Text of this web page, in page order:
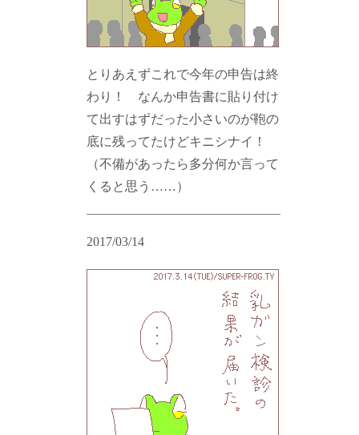
とりあえずこれで今年の申告は終
わり！ なんか申告書に貼り付け
て出すはずだった小さいのが鞄の
底に残ってたけどキニシナイ！
（不備があったら多分何か言って
くると思う……）
2017/03/14